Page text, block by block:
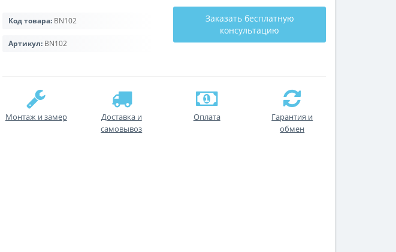
Код товара: BN102
Артикул: BN102
Заказать бесплатную
консультацию
Монтаж и замер
Доставка и
самовывоз
Оплата
Гарантия и
обмен